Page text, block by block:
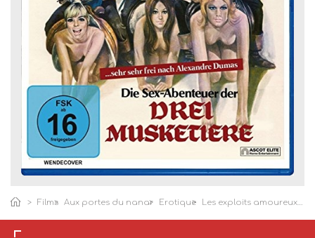
Films Aux portes du nanar Erotique Les exploits amoureux des trois mousquetaires